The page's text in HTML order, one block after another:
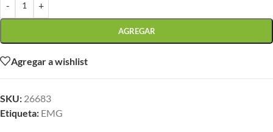
- +
AGREGAR
Agregar a wishlist
SKU: 26683
Etiqueta: EMG